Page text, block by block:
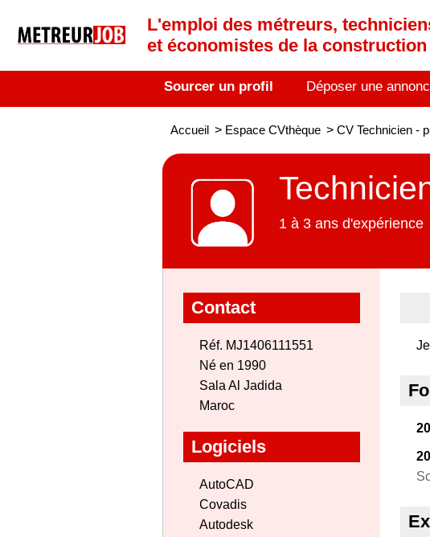
L'emploi des métreurs,
et économistes de la construction
Sourcer un profil Déposer une
Accueil > Espace CVthèque > CV Technicien -
1 à 3 ans d'expérience
Contact
Réf. MJ1406111551
Né en 1990
Sala Al Jadida
Maroc
Logiciels
AutoCAD
Covadis
Autodesk